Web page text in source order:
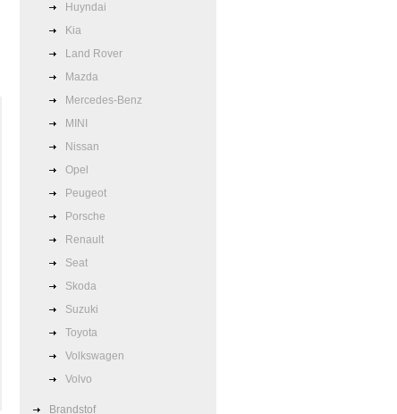
Huyndai
Kia
Land Rover
Mazda
Mercedes-Benz
MINI
Nissan
Opel
Peugeot
Porsche
Renault
Seat
Skoda
Suzuki
Toyota
Volkswagen
Volvo
Brandstof